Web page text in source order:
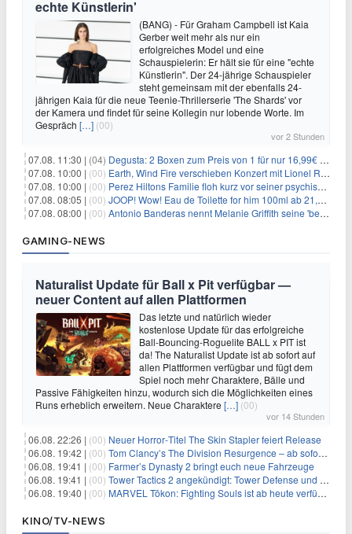
echte Künstlerin'
(BANG) - Für Graham Campbell ist Kaia
Gerber weit mehr als nur ein
erfolgreiches Model und eine
Schauspielerin: Er hält sie für eine "echte
Künstlerin". Der 24-jährige Schauspieler
steht gemeinsam mit der ebenfalls 24-
jährigen Kaia für die neue Teenie-Thrillerserie 'The Shards' vor
der Kamera und findet für seine Kollegin nur lobende Worte. Im
Gespräch […] (00)
vor 2 Stunden
07.08. 11:30 | (04) Degusta: 2 Boxen zum Preis von 1 für nur 16,99€ inkl. Versand
07.08. 10:00 | (00) Earth, Wind Fire verschieben Konzert mit Lionel Richie nach medizinischem Notfall
07.08. 10:00 | (00) Perez Hiltons Familie floh kurz vor seiner psychischen Krise aus dem Haus
07.08. 08:05 | (00) JOOP! Wow! Eau de Toilette for him 100ml ab 21,84€ im Sparabo
07.08. 08:00 | (00) Antonio Banderas nennt Melanie Griffith seine 'beste Freundin'
GAMING-NEWS
Naturalist Update für Ball x Pit verfügbar —
neuer Content auf allen Plattformen
Das letzte und natürlich wieder
kostenlose Update für das erfolgreiche
Ball-Bouncing-Roguelite BALL x PIT ist
da! The Naturalist Update ist ab sofort auf
allen Plattformen verfügbar und fügt dem
Spiel noch mehr Charaktere, Bälle und
Passive Fähigkeiten hinzu, wodurch sich die Möglichkeiten eines
Runs erheblich erweitern. Neue Charaktere […] (00)
vor 14 Stunden
06.08. 22:26 | (00) Neuer Horror‑Titel The Skin Stapler feiert Release
06.08. 19:42 | (00) Tom Clancy’s The Division Resurgence – ab sofort für euch verfügbar
06.08. 19:41 | (00) Farmer’s Dynasty 2 bringt euch neue Fahrzeuge
06.08. 19:41 | (00) Tower Tactics 2 angekündigt: Tower Defense und Deckbuilding Kombo kehrt zurück
06.08. 19:40 | (00) MARVEL Tōkon: Fighting Souls ist ab heute verfügbar
KINO/TV-NEWS